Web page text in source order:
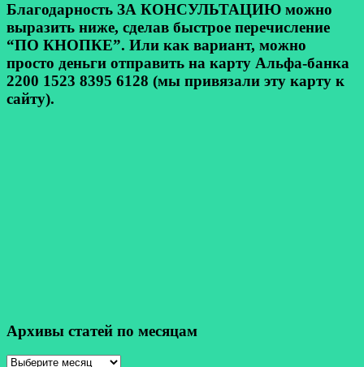
Благодарность ЗА КОНСУЛЬТАЦИЮ можно
выразить ниже, сделав быстрое перечисление
“ПО КНОПКЕ”. Или как вариант, можно
просто деньги отправить на карту Альфа-банка
2200 1523 8395 6128 (мы привязали эту карту к
сайту).
Архивы статей по месяцам
Архивы